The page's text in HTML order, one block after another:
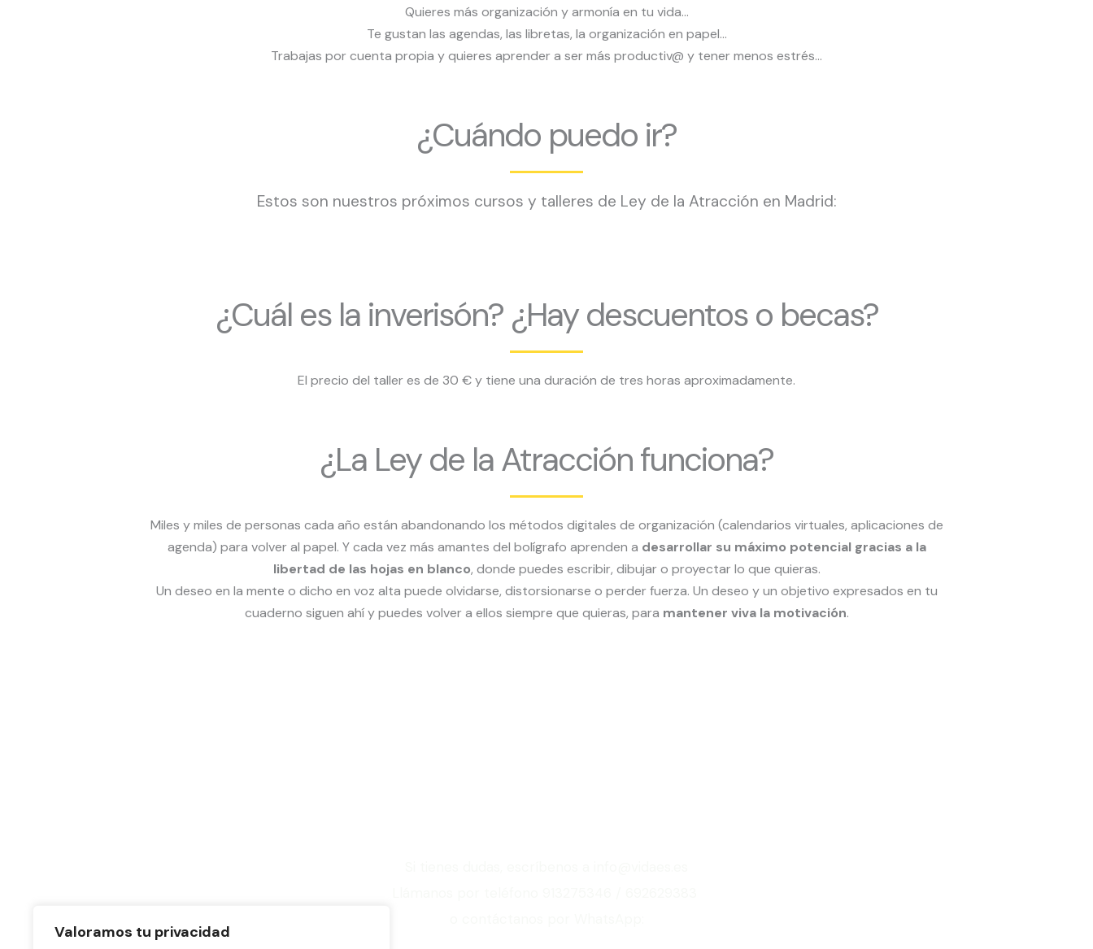
Valoramos tu privacidad
Quieres más organización y armonía en tu vida…
Te gustan las agendas, las libretas, la organización en papel…
Trabajas por cuenta propia y quieres aprender a ser más productiv@ y tener menos estrés…
¿Cuándo puedo ir?
Estos son nuestros próximos cursos y talleres de Ley de la Atracción en Madrid:
¿Cuál es la inverisón? ¿Hay descuentos o becas?
El precio del taller es de 30 € y tiene una duración de tres horas aproximadamente.
¿La Ley de la Atracción funciona?
Miles y miles de personas cada año están abandonando los métodos digitales de organización (calendarios virtuales, aplicaciones de
agenda) para volver al papel. Y cada vez más amantes del bolígrafo aprenden a desarrollar su máximo potencial gracias a la
libertad de las hojas en blanco, donde puedes escribir, dibujar o proyectar lo que quieras.
Un deseo en la mente o dicho en voz alta puede olvidarse, distorsionarse o perder fuerza. Un deseo y un objetivo expresados en tu
cuaderno siguen ahí y puedes volver a ellos siempre que quieras, para mantener viva la motivación.